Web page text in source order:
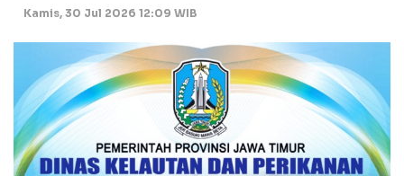
Kamis, 30 Jul 2026 12:09 WIB